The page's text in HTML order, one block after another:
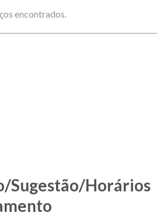
encontrados.
Sugestão/Horários